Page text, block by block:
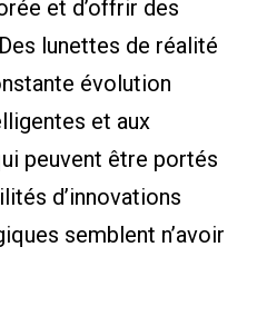
et d’offrir des
lunettes de réalité
évolution
et aux
peuvent être portés
d’innovations
semblent n’avoir